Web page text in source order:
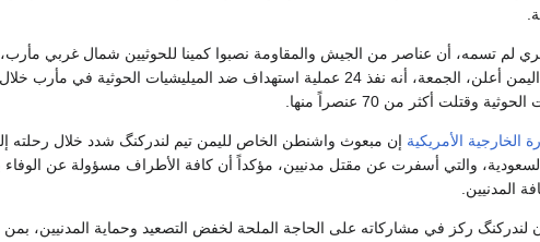
تسمه، أن عناصر من الجيش والمقاومة نصبوا كمينا للحوثيين شمال غربي
الخارجية الأمريكية إن مبعوث واشنطن الخاص لليمن تيم لندركنگ شدد خلال رحلته
والتي أسفرت عن مقتل مدنيين، مؤكداً أن كافة الأطراف مسؤولة عن الوفاء
المدنيين.
إن لندركنگ ركز في مشاركاته على الحاجة الملحة لخفض التصعيد وحماية المدنيين،